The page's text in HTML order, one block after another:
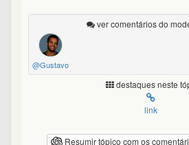
ver comentários do
@Gustavo
destaques neste
link
Resumir tópico com os